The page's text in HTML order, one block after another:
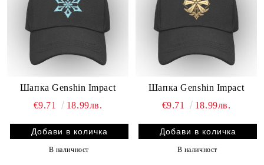
Шапка Genshin Impact
€9.71
18.99лв.
В наличност
Шапка Genshin Impact
€9.71
18.99лв.
В наличност